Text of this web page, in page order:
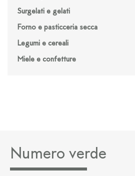
Surgelati e gelati
Forno e pasticceria secca
Legumi e cereali
Miele e confetture
Numero verde